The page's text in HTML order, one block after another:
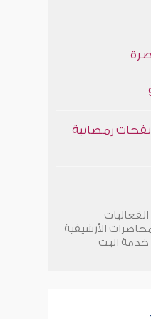
رمضانية
الأرشيفية
البث